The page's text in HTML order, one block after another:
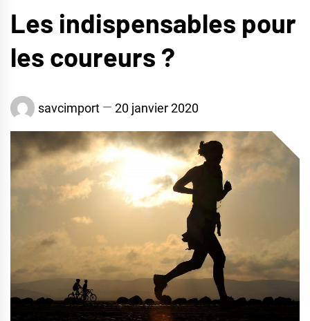
Les indispensables pour
les coureurs ?
savcimport 20 janvier 2020